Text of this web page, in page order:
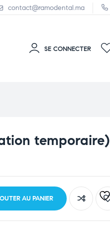
contact@ramodental.ma
SE CONNECTER
temporaire)
AU PANIER